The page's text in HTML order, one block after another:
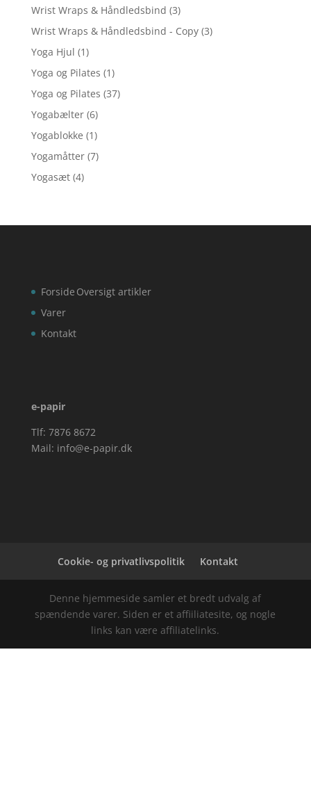
Wrist Wraps & Håndledsbind (3)
Wrist Wraps & Håndledsbind - Copy (3)
Yoga Hjul (1)
Yoga og Pilates (1)
Yoga og Pilates (37)
Yogabælter (6)
Yogablokke (1)
Yogamåtter (7)
Yogasæt (4)
Forside
Varer
Kontakt
Oversigt artikler
e-papir
Tlf: 7876 8672
Mail: info@e-papir.dk
Cookie- og privatlivspolitik Kontakt
Denne hjemmeside samler et bredt udvalg af
spændende varer. Siden er et affiiliatesite, og nogle
links kan være affiliatelinks.